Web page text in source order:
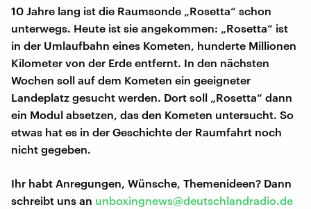
10 Jahre lang ist die Raumsonde „Rosetta“ schon
unterwegs. Heute ist sie angekommen: „Rosetta“ ist
in der Umlaufbahn eines Kometen, hunderte Millionen
Kilometer von der Erde entfernt. In den nächsten
Wochen soll auf dem Kometen ein geeigneter
Landeplatz gesucht werden. Dort soll „Rosetta“ dann
ein Modul absetzen, das den Kometen untersucht. So
etwas hat es in der Geschichte der Raumfahrt noch
nicht gegeben.
Ihr habt Anregungen, Wünsche, Themenideen? Dann
schreibt uns an unboxingnews@deutschlandradio.de